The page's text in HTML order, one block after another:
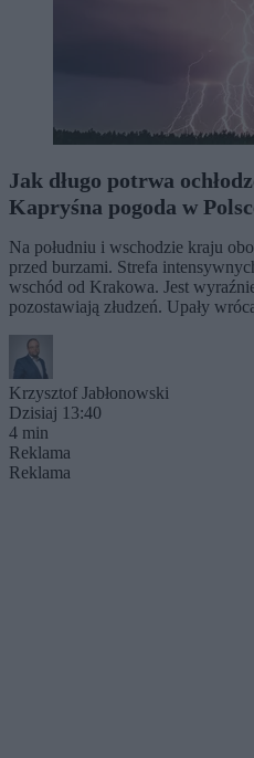
Jak długo potrwa
Kapryśna pogoda w
Na południu i wschodzie kraju
przed burzami. Strefa
wschód od Krakowa. Jest
pozostawiają złudzeń. Upały
Krzysztof Jabłonowski
Dzisiaj 13:40
4 min
Reklama
Reklama